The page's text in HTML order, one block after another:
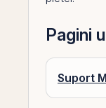
Pagini
Suport